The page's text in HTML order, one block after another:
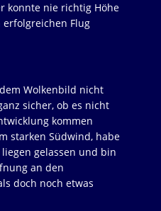
konnte nie richtig Höhe
Flug
Wolkenbild nicht
sicher, ob es nicht
kommen
starken Südwind, habe
gelassen und bin
an den
doch noch etwas